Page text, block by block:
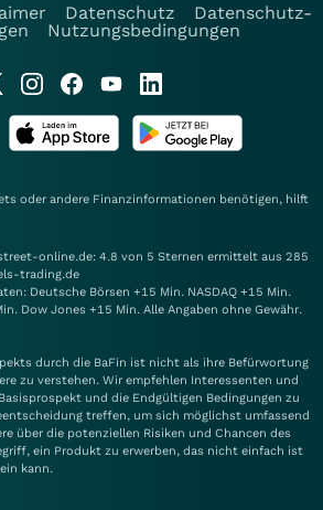
Datenschutz
Datenschutz-
Nutzungsbedingungen
oder andere Finanzinformationen benötigen, hilft
online.de: 4.8 von 5 Sternen ermittelt aus 285
trading.de
Deutsche Börsen +15 Min. NASDAQ +15 Min.
Dow Jones +15 Min. Alle Angaben ohne Gewähr.
durch die BaFin ist nicht als ihre Befürwortung
zu verstehen. Wir empfehlen Interessenten und
und die Endgültigen Bedingungen zu
treffen, um sich möglichst umfassend
über die potenziellen Risiken und Chancen des
ein Produkt zu erwerben, das nicht einfach ist
kann.